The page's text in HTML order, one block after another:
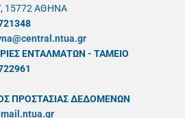
15772 ΑΘΗΝΑ
ΕΝΤΑΛΜΑΤΩΝ - ΤΑΜΕΙΟ
ΠΡΟΣΤΑΣΙΑΣ ΔΕΔΟΜΕΝΩΝ